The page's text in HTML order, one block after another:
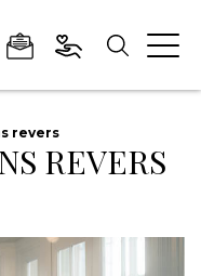
au
pied
plan
revers
REVERS